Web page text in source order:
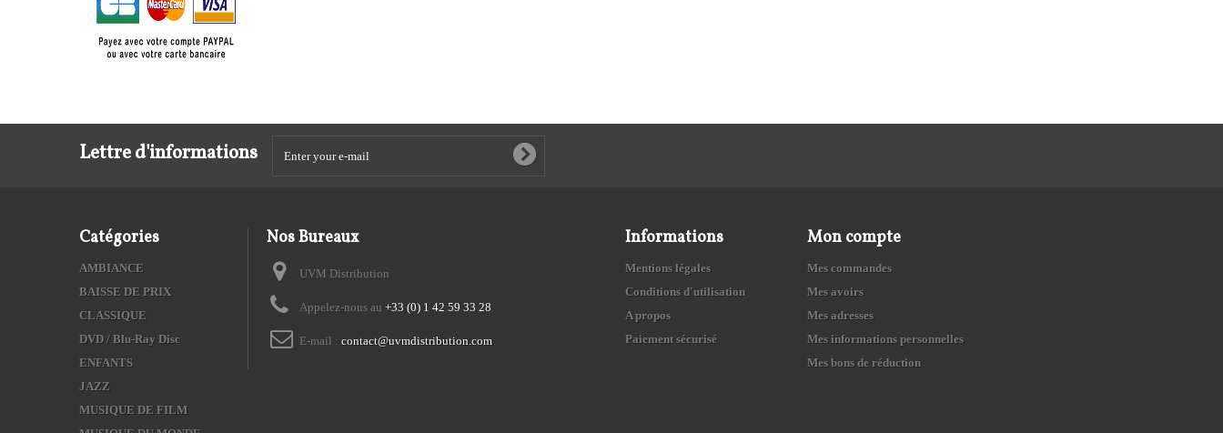
Lettre d'informations
Catégories
AMBIANCE
BAISSE DE PRIX
CLASSIQUE
DVD / Blu-Ray Disc
ENFANTS
JAZZ
MUSIQUE DE FILM
Nos Bureaux
UVM Distribution
Appelez-nous au +33 (0) 1 42 59 33 28
E-mail : contact@uvmdistribution.com
Informations
Mentions légales
Conditions d'utilisation
A propos
Paiement sécurisé
Mon compte
Mes commandes
Mes avoirs
Mes adresses
Mes informations personnelles
Mes bons de réduction